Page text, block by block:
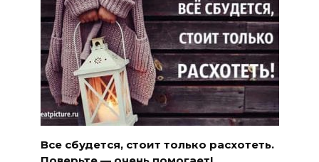
Все сбудется, стоит только расхотеть.